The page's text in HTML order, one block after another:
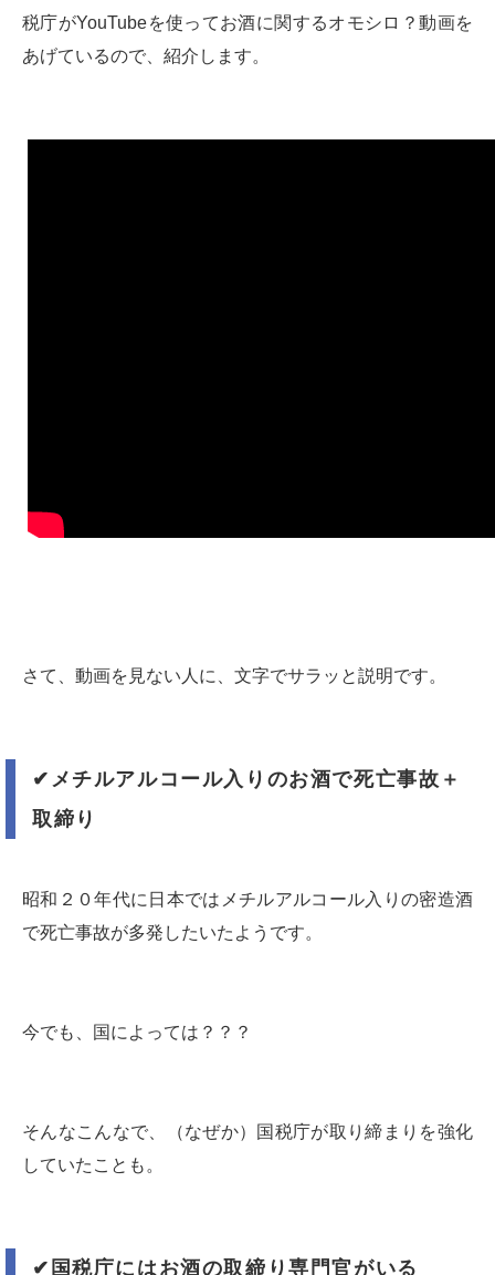
税庁がYouTubeを使ってお酒に関するオモシロ？動画を
あげているので、紹介します。
さて、動画を見ない人に、文字でサラッと説明です。
✔︎ メチルアルコール入りのお酒で死亡事故＋
取締り
昭和２０年代に日本ではメチルアルコール入りの密造酒
で死亡事故が多発したいたようです。
今でも、国によっては？？？
そんなこんなで、（なぜか）国税庁が取り締まりを強化
していたことも。
✔︎ 国税庁にはお酒の取締り専門官がいる